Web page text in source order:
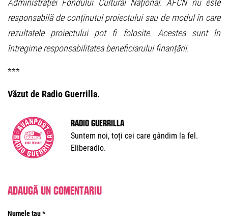
Administrației Fondului Cultural Național. AFCN nu este
responsabilă de conținutul proiectului sau de modul în care
rezultatele proiectului pot fi folosite. Acestea sunt în
întregime responsabilitatea beneficiarului finanțării.
***
Văzut de Radio Guerrilla.
Radio Guerrilla
Suntem noi, toți cei care gândim la fel.
Eliberadio.
Adaugă un comentariu
Numele tau *